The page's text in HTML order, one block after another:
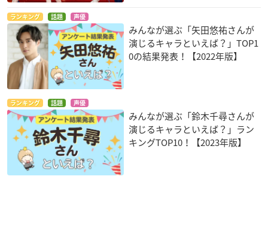
ランキング 話題 声優
みんなが選ぶ「矢田悠祐さんが
演じるキャラといえば？」TOP1
0の結果発表！【2022年版】
ランキング 話題 声優
みんなが選ぶ「鈴木千尋さんが
演じるキャラといえば？」ラン
キングTOP10！【2023年版】